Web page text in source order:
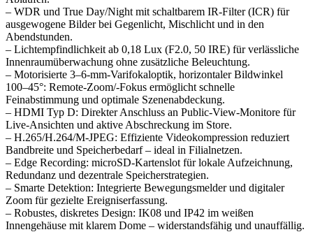
– WDR und True Day/Night mit schaltbarem IR-Filter (ICR) für
ausgewogene Bilder bei Gegenlicht, Mischlicht und in den
Abendstunden.
– Lichtempfindlichkeit ab 0,18 Lux (F2.0, 50 IRE) für verlässliche
Innenraumüberwachung ohne zusätzliche Beleuchtung.
– Motorisierte 3–6-mm-Varifokaloptik, horizontaler Bildwinkel
100–45°: Remote-Zoom/-Fokus ermöglicht schnelle
Feinabstimmung und optimale Szenenabdeckung.
– HDMI Typ D: Direkter Anschluss an Public-View-Monitore für
Live-Ansichten und aktive Abschreckung im Store.
– H.265/H.264/M-JPEG: Effiziente Videokompression reduziert
Bandbreite und Speicherbedarf – ideal in Filialnetzen.
– Edge Recording: microSD-Kartenslot für lokale Aufzeichnung,
Redundanz und dezentrale Speicherstrategien.
– Smarte Detektion: Integrierte Bewegungsmelder und digitaler
Zoom für gezielte Ereigniserfassung.
– Robustes, diskretes Design: IK08 und IP42 im weißen
Innengehäuse mit klarem Dome – widerstandsfähig und unauffällig.